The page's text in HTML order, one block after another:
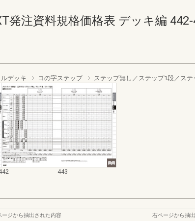
発注資料規格価格表 デッキ編
ルデッキ コの字ステップ ステップ無し／ステップ1段／ステ
443
ージから抽出された内容
右ページから抽